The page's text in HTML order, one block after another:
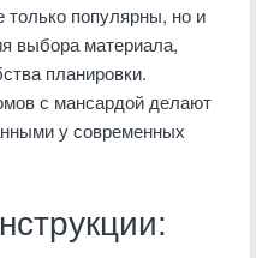
только популярны, но и
выбора материала,
планировки.
с мансардой делают
у современных